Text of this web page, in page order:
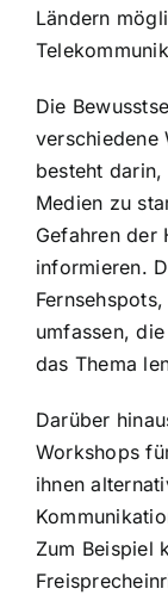
Ländern
Die
verschiedene
besteht
Medien zu
Gefahren der
informieren.
umfassen,
das Thema
Darüber
Workshops
ihnen
Zum Beispiel